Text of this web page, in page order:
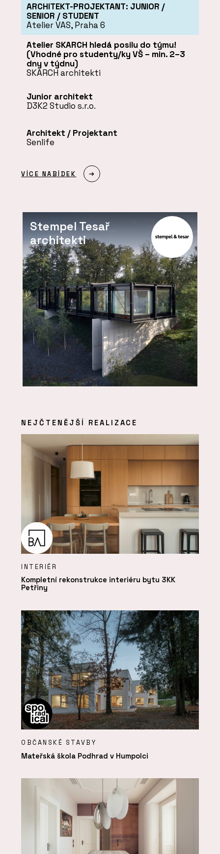
ARCHITEKT-PROJEKTANT: JUNIOR /
SENIOR / STUDENT
Atelier VAS, Praha 6
Atelier SKARCH hledá posilu do týmu!
(Vhodné pro studenty/ky VŠ – min. 2–3
dny v týdnu)
SKARCH architekti
Junior architekt
D3K2 Studio s.r.o.
Architekt / Projektant
Senlife
VÍCE NABÍDEK
Stempel Tesař
architekti
NEJČTENĚJŠÍ REALIZACE
INTERIÉR
Kompletní rekonstrukce interiéru bytu 3KK
Petřiny
OBČANSKÉ STAVBY
Mateřská škola Podhrad v Humpolci